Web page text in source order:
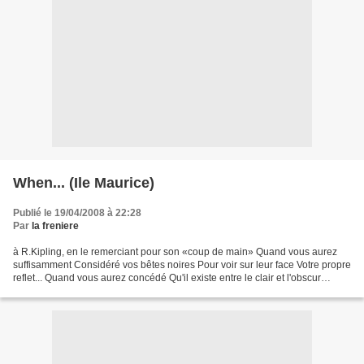
When... (Ile Maurice)
Publié le 19/04/2008 à 22:28
Par la freniere
à R.Kipling, en le remerciant pour son «coup de main» Quand vous aurez
suffisamment Considéré vos bêtes noires Pour voir sur leur face Votre propre
reflet... Quand vous aurez concédé Qu'il existe entre le clair et l'obscur